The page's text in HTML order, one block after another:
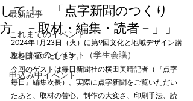
最新記事
これまでのイベント
これまでのイベント（学生会議）
申込み中イベント
して！ 「点字新聞のつくり
方 －取材・編集・読者－」」
2024年1月23日（火）に第9回文化と地域デザイン講
座を開催いたします。
今回のゲストは毎日新聞社の横田美晴記者（『点字
毎日』編集次長）。実際に点字新聞をご覧いただい
たあと、取材の苦心、制作の大変さ、印刷手法、読